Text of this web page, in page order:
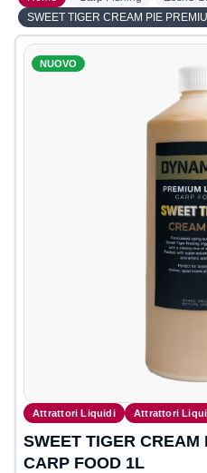
SWEET TIGER CREAM PIE
NUOVO
Attrattori Liquidi Attrattori
SWEET TIGER CREAM
CARP FOOD 1L